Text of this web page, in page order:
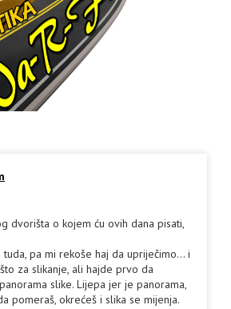
dvorišta o kojem ću ovih dana pisati,
pa mi rekoše haj da upriječimo... i
za slikanje, ali hajde prvo da
slike. Lijepa jer je panorama,
pomeraš, okrećeš i slika se mijenja.